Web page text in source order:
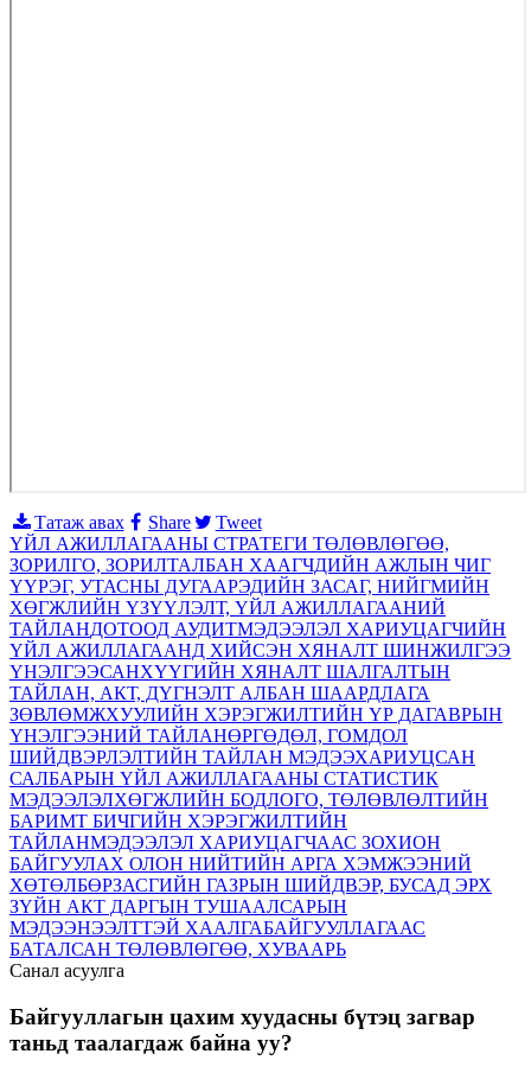
Татаж авах Share
Tweet
ҮЙЛ АЖИЛЛАГААНЫ СТРАТЕГИ ТӨЛӨВЛӨГӨӨ,
ЗОРИЛГО, ЗОРИЛТАЛБАН ХААГЧДИЙН АЖЛЫН ЧИГ
ҮҮРЭГ, УТАСНЫ ДУГААРЭДИЙН ЗАСАГ, НИЙГМИЙН
ХӨГЖЛИЙН ҮЗҮҮЛЭЛТ, ҮЙЛ АЖИЛЛАГААНИЙ
ТАЙЛАНДОТООД АУДИТМЭДЭЭЛЭЛ ХАРИУЦАГЧИЙН
ҮЙЛ АЖИЛЛАГААНД ХИЙСЭН ХЯНАЛТ ШИНЖИЛГЭЭ
ҮНЭЛГЭЭСАНХҮҮГИЙН ХЯНАЛТ ШАЛГАЛТЫН
ТАЙЛАН, АКТ, ДҮГНЭЛТ АЛБАН ШААРДЛАГА
ЗӨВЛӨМЖХУУЛИЙН ХЭРЭГЖИЛТИЙН ҮР ДАГАВРЫН
ҮНЭЛГЭЭНИЙ ТАЙЛАНӨРГӨДӨЛ, ГОМДОЛ
ШИЙДВЭРЛЭЛТИЙН ТАЙЛАН МЭДЭЭХАРИУЦСАН
САЛБАРЫН ҮЙЛ АЖИЛЛАГААНЫ СТАТИСТИК
МЭДЭЭЛЭЛХӨГЖЛИЙН БОДЛОГО, ТӨЛӨВЛӨЛТИЙН
БАРИМТ БИЧГИЙН ХЭРЭГЖИЛТИЙН
ТАЙЛАНМЭДЭЭЛЭЛ ХАРИУЦАГЧААС ЗОХИОН
БАЙГУУЛАХ ОЛОН НИЙТИЙН АРГА ХЭМЖЭЭНИЙ
ХӨТӨЛБӨРЗАСГИЙН ГАЗРЫН ШИЙДВЭР, БУСАД ЭРХ
ЗҮЙН АКТ ДАРГЫН ТУШААЛСАРЫН
МЭДЭЭНЭЭЛТТЭЙ ХААЛГАБАЙГУУЛЛАГААС
БАТАЛСАН ТӨЛӨВЛӨГӨӨ, ХУВААРЬ
Санал асуулга
Байгууллагын цахим хуудасны бүтэц загвар
таньд таалагдаж байна уу?